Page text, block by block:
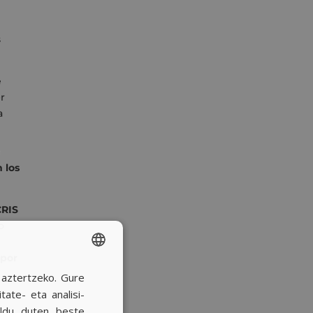
los
SPANISH
BASQUE
Gure
eta analisi-